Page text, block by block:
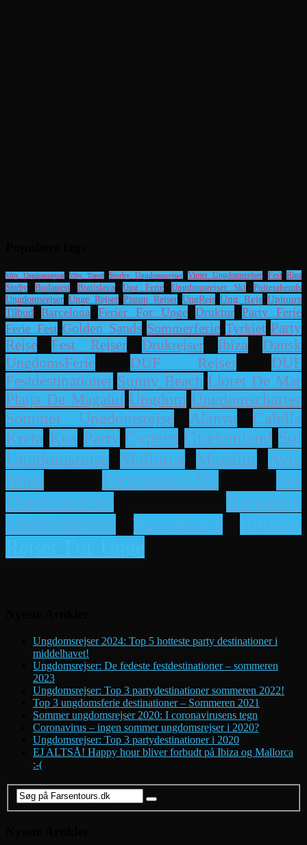
Viby Ungdomsrejser Viby Travel Storby Ungdomsrejser Vinter Ungdomsrejser Fest Riga
Storby
Budapest Bratislava Ung Ferie Ungdomsrejser Ski
Polterabends
Ungdomsrejser Unge Rejser Pissup Rejser UngRejs Ung Rejs Uptours
Tilbud Barcelona Ferier For Unge Druktur Party Ferie
Ferie Fest Golden Sands Sommerferie Tyrkiet Party
Rejse
Fest Rejser Drukrejser Ibiza
Dansk
UngdomsFerie
DUF Rejser
DUF
Festdestinationer Sunny Beach Lloret De Mar
Platja De Magaluf Ungdom Ungdomscharter
Sommer Ungdomsrejse
Alanya
Calella
Kreta Kos Party Cypern Grækenland Sol
Ungdomsrejse
Mallorca Magaluf
Ayia
Napa
Farsentours.dk
Sol
Ungdomsferie
Bulgarien
Ungdomsrejse
Farsentours Rhodos
Ungdomsrejser 2024: Top 5 hotteste party destinationer i
middelhavet!
Ungdomsrejser: De fedeste festdestinationer – sommeren
2023
Ungdomsrejser: Top 3 partydestinationer sommeren 2022!
Top 3 ungdomsferie destinationer – Sommeren 2021
Sommer ungdomsrejser 2020: I coronavirusens tegn
Coronavirus – ingen sommer ungdomsrejser i 2020?
Ungdomsrejser: Top 3 partydestinationer i 2020
EJ ALTSÅ! Happy hour bliver forbudt på Ibiza og Mallorca
:-(